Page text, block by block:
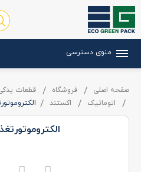
منوی دسترسی
صفحه اصلی فروشگاه قطعات
اتوماتیک
اکستند